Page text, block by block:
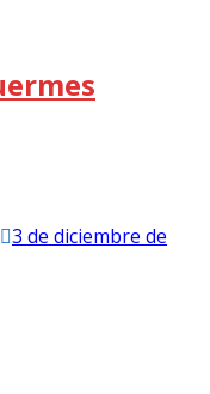
3 de diciembre de